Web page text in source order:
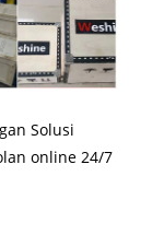
Solusi
online 24/7